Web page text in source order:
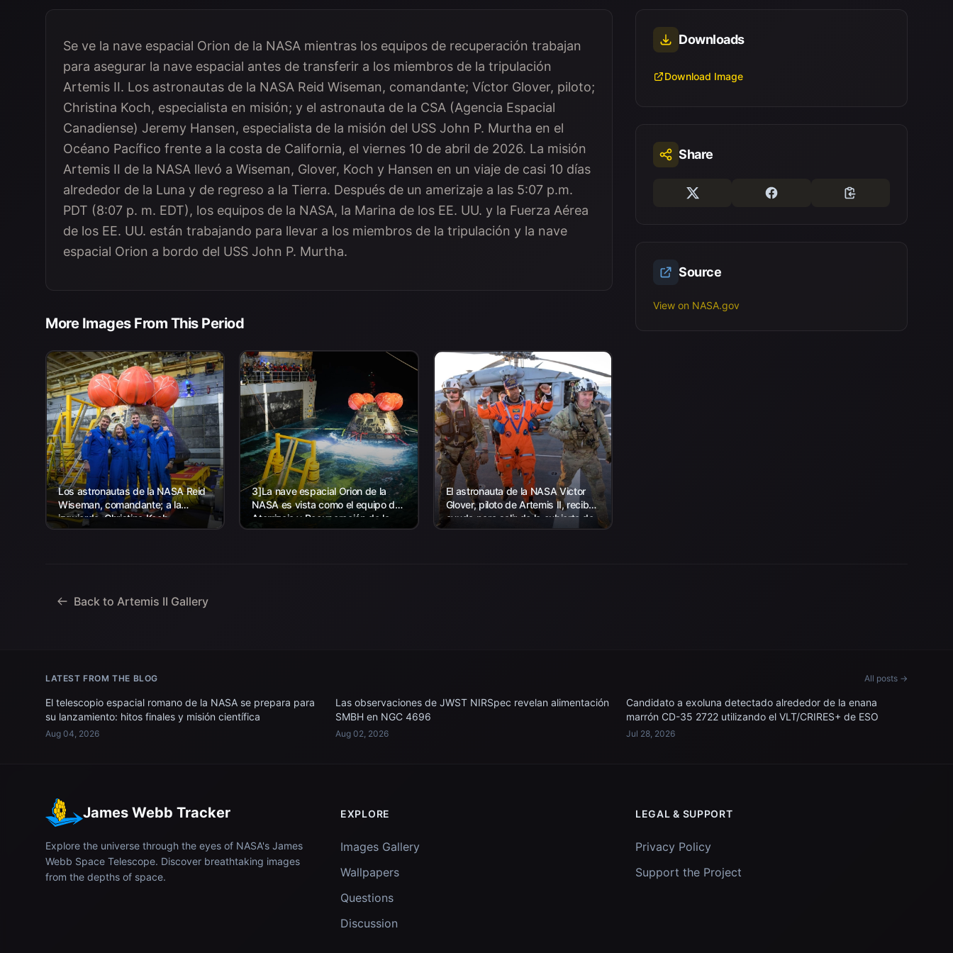
Se ve la nave espacial Orion de la NASA mientras los equipos de recuperación trabajan
para asegurar la nave espacial antes de transferir a los miembros de la tripulación
Artemis II. Los astronautas de la NASA Reid Wiseman, comandante; Víctor Glover, piloto;
Christina Koch, especialista en misión; y el astronauta de la CSA (Agencia Espacial
Canadiense) Jeremy Hansen, especialista de la misión del USS John P. Murtha en el
Océano Pacífico frente a la costa de California, el viernes 10 de abril de 2026. La misión
Artemis II de la NASA llevó a Wiseman, Glover, Koch y Hansen en un viaje de casi 10 días
alrededor de la Luna y de regreso a la Tierra. Después de un amerizaje a las 5:07 p.m.
PDT (8:07 p. m. EDT), los equipos de la NASA, la Marina de los EE. UU. y la Fuerza Aérea
de los EE. UU. están trabajando para llevar a los miembros de la tripulación y la nave
espacial Orion a bordo del USS John P. Murtha.
More Images From This Period
Los astronautas de la NASA Reid
Wiseman, comandante; a la
izquierda, Christina Koch,
especialista en misión; el
3]La nave espacial Orion de la
NASA es vista como el equipo de
Aterrizaje y Recuperación de la
agencia, junto con el personal de
El astronauta de la NASA Victor
Glover, piloto de Artemis II, recibe
ayuda para salir de la cubierta de
vuelo después de llegar a bordo
Downloads
Download Image
Share
Source
View on NASA.gov
Back to Artemis II Gallery
LATEST FROM THE BLOG All posts →
El telescopio espacial romano de la NASA se prepara para
su lanzamiento: hitos finales y misión científica
Aug 04, 2026
Las observaciones de JWST NIRSpec revelan alimentación
SMBH en NGC 4696
Aug 02, 2026
Candidato a exoluna detectado alrededor de la enana
marrón CD-35 2722 utilizando el VLT/CRIRES+ de ESO
Jul 28, 2026
James Webb Tracker
Explore the universe through the eyes of NASA's James
Webb Space Telescope. Discover breathtaking images
from the depths of space.
EXPLORE
Images Gallery
Wallpapers
Questions
Discussion
LEGAL & SUPPORT
Privacy Policy
Support the Project